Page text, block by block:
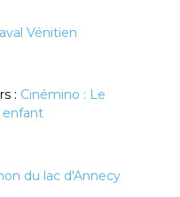
Vénitien
: Cinémino : Le
enfant
du lac d'Annecy